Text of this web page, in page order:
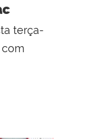
terça-
com